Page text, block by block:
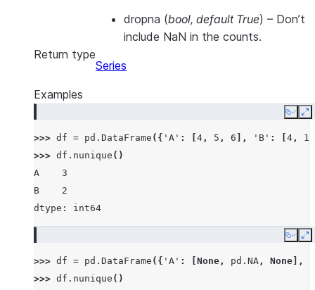
dropna (bool, default True) – Don’t
include NaN in the counts.
Return type
Series
Examples
Copy
>>> df = pd . DataFrame ({ 'A' : 4 , 5 , 6 ], 'B' : 4 , 1
>>> df . nunique ()
A    3
B    2
dtype: int64
Copy
>>> df = pd . DataFrame ({ 'A' : None , pd . NA , None ],
>>> df . nunique ()